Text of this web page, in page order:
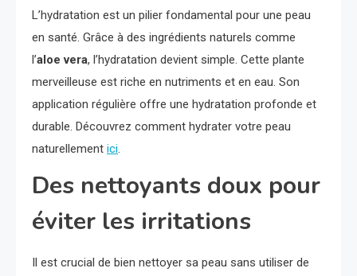
L’hydratation est un pilier fondamental pour une peau
en santé. Grâce à des ingrédients naturels comme
l’aloe vera, l’hydratation devient simple. Cette plante
merveilleuse est riche en nutriments et en eau. Son
application régulière offre une hydratation profonde et
durable. Découvrez comment hydrater votre peau
naturellement ici.
Des nettoyants doux pour
éviter les irritations
Il est crucial de bien nettoyer sa peau sans utiliser de